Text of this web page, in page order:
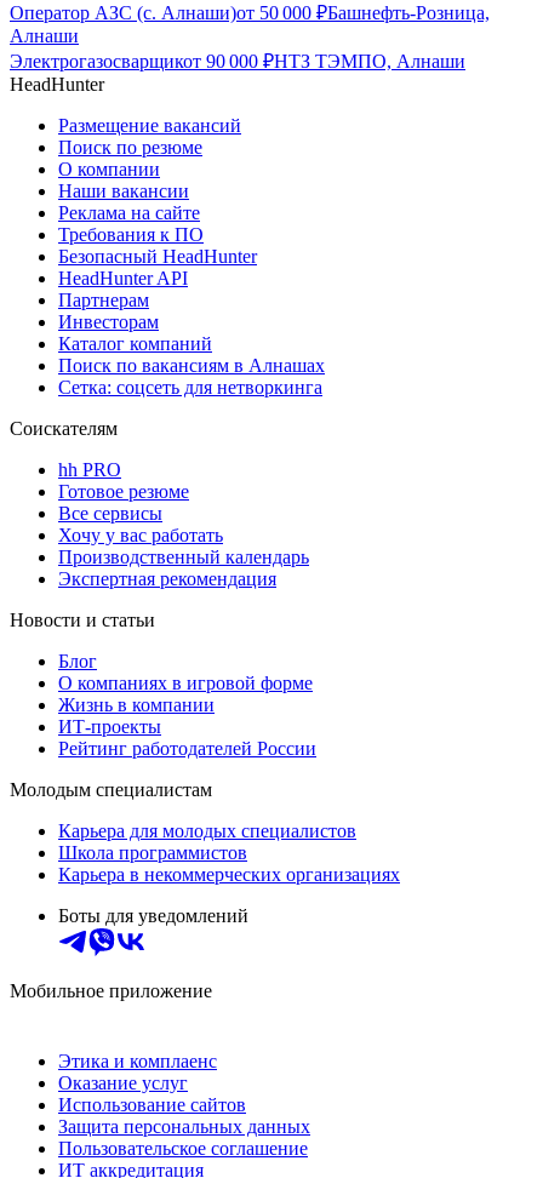
Оператор АЗС (с. Алнаши)от 50 000 ₽Башнефть-Розница,
Алнаши
Электрогазосварщикот 90 000 ₽НТЗ ТЭМПО, Алнаши
HeadHunter
Размещение вакансий
Поиск по резюме
О компании
Наши вакансии
Реклама на сайте
Требования к ПО
Безопасный HeadHunter
HeadHunter API
Партнерам
Инвесторам
Каталог компаний
Поиск по вакансиям в Алнашах
Сетка: соцсеть для нетворкинга
Соискателям
hh PRO
Готовое резюме
Все сервисы
Хочу у вас работать
Производственный календарь
Экспертная рекомендация
Новости и статьи
Блог
О компаниях в игровой форме
Жизнь в компании
ИТ-проекты
Рейтинг работодателей России
Молодым специалистам
Карьера для молодых специалистов
Школа программистов
Карьера в некоммерческих организациях
Боты для уведомлений
Мобильное приложение
Этика и комплаенс
Оказание услуг
Использование сайтов
Защита персональных данных
Пользовательское соглашение
ИТ аккредитация